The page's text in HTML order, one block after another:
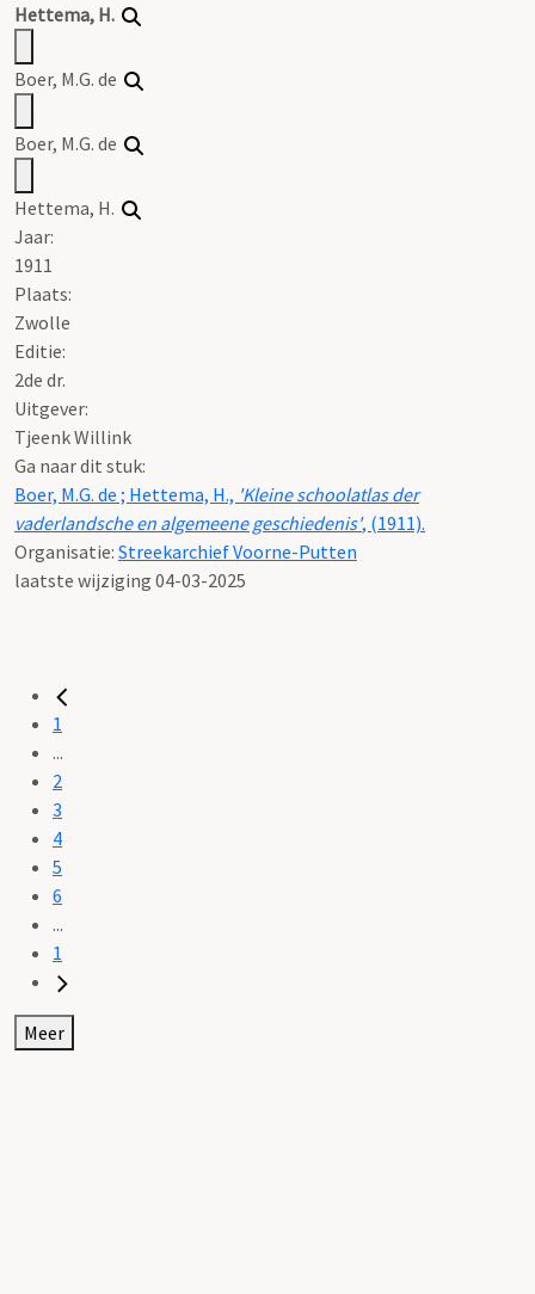
Hettema, H.
Boer, M.G. de
Boer, M.G. de
Hettema, H.
Jaar:
1911
Plaats:
Zwolle
Editie:
2de dr.
Uitgever:
Tjeenk Willink
Ga naar dit stuk:
Boer, M.G. de ; Hettema, H., 'Kleine schoolatlas der
vaderlandsche en algemeene geschiedenis', (1911).
Organisatie: Streekarchief Voorne-Putten
laatste wijziging 04-03-2025
1
...
2
3
4
5
6
...
1
Meer